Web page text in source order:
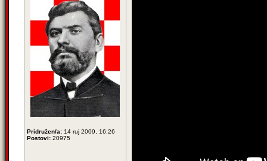
Pridružen/a: 14 ruj 2009, 16:26
Postovi: 20975